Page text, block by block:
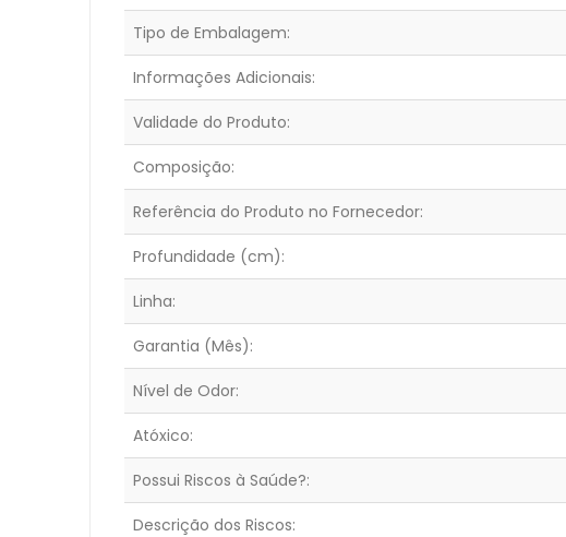
Tipo de Embalagem:
Informações Adicionais:
Validade do Produto:
Composição:
Referência do Produto no Fornecedor:
Profundidade (cm):
Linha:
Garantia (Mês):
Nível de Odor:
Atóxico:
Possui Riscos à Saúde?:
Descrição dos Riscos: